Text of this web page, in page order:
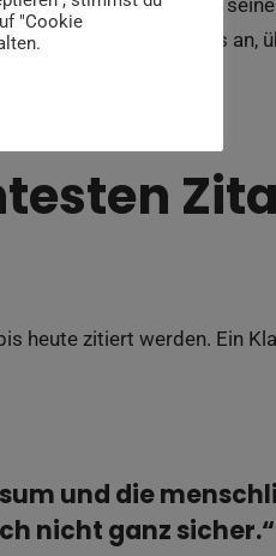
Dummheit, regen uns an,
heute zitiert werden. Ein
und die
nicht ganz sicher.“
"Cookie